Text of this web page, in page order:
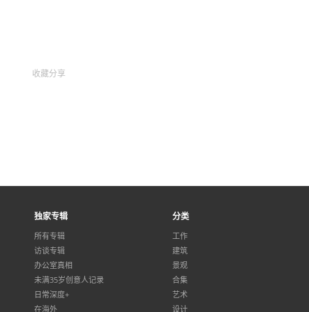
收藏分享
独家专辑
所有专辑
访谈专辑
办公室真相
未满35岁创意人记录
日常深度+
在海外
分类
工作
建筑
景观
合集
艺术
设计